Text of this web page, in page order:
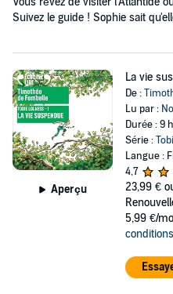
Suivez le guide ! Sophie sait
Aperçu
La vie
De :
Lu par :
Durée : 9
Série :
Langue :
4,7
23,99 €
5,99 €/